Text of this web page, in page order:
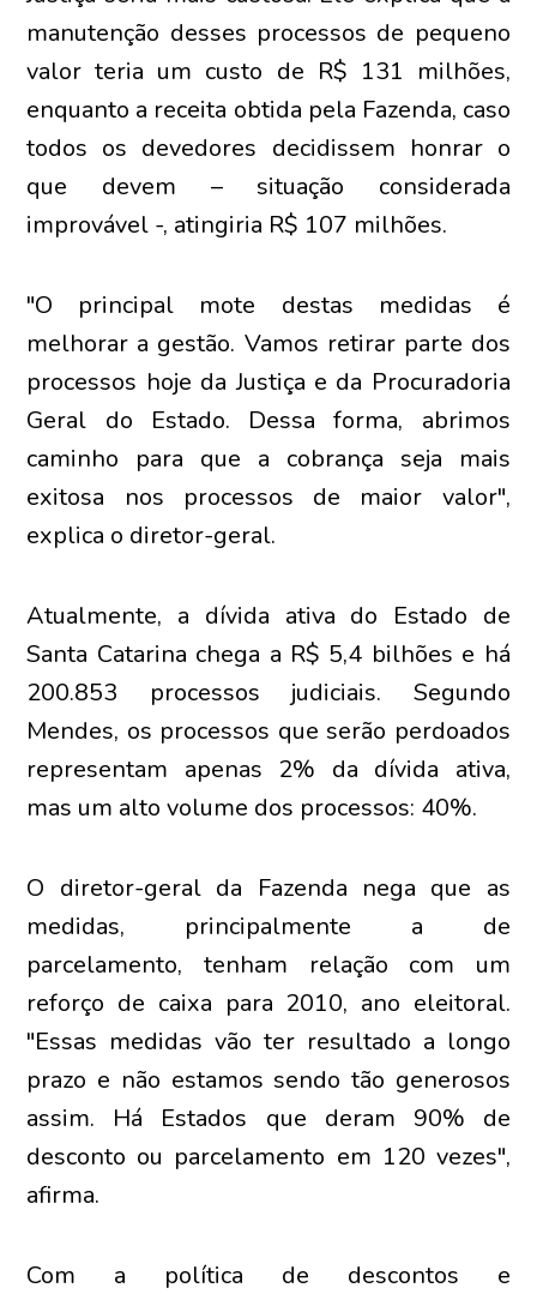
manutenção desses processos de pequeno
valor teria um custo de R$ 131 milhões,
enquanto a receita obtida pela Fazenda, caso
todos os devedores decidissem honrar o
que devem – situação considerada
improvável -, atingiria R$ 107 milhões.
"O principal mote destas medidas é
melhorar a gestão. Vamos retirar parte dos
processos hoje da Justiça e da Procuradoria
Geral do Estado. Dessa forma, abrimos
caminho para que a cobrança seja mais
exitosa nos processos de maior valor",
explica o diretor-geral.
Atualmente, a dívida ativa do Estado de
Santa Catarina chega a R$ 5,4 bilhões e há
200.853 processos judiciais. Segundo
Mendes, os processos que serão perdoados
representam apenas 2% da dívida ativa,
mas um alto volume dos processos: 40%.
O diretor-geral da Fazenda nega que as
medidas, principalmente a de
parcelamento, tenham relação com um
reforço de caixa para 2010, ano eleitoral.
"Essas medidas vão ter resultado a longo
prazo e não estamos sendo tão generosos
assim. Há Estados que deram 90% de
desconto ou parcelamento em 120 vezes",
afirma.
Com a política de descontos e